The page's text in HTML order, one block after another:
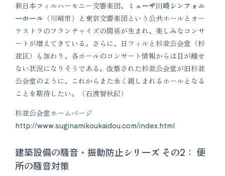
新日本フィルハーモニー交響楽団、
ミューザ川崎シンフォニ
ーホール （川崎市）と東京交響楽団という公共ホールとオー
ケストラのフランチャイズの関係が生まれ、楽しみなコンサ
ートが増えてきている。さらに、日フィルと杉並公会堂（杉
並区）も加わり、各ホールのコンサート情報からは目が離せ
ない状況になりそうである。改築された杉並公会堂が旧杉並
公会堂のように、これからまた永く親しまれるホールとなる
ことを期待したい。（石渡智秋記）
杉並公会堂ホームページ
http://www.suginamikoukaidou.com/index.html
建築設備の騒音・振動防止シリーズ その2： 便
所の騒音対策